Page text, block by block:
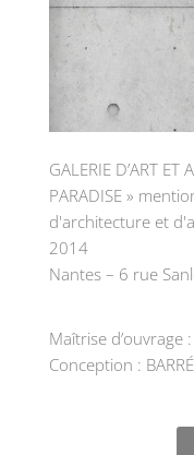
GALERIE D’ART ET
PARADISE »
d'architecture et
2014
Nantes – 6 rue
Maîtrise d’ouvrage :
Conception :